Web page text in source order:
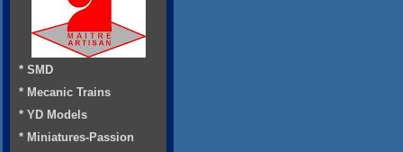
* SMD
* Mecanic Trains
* YD Models
* Miniatures-Passion